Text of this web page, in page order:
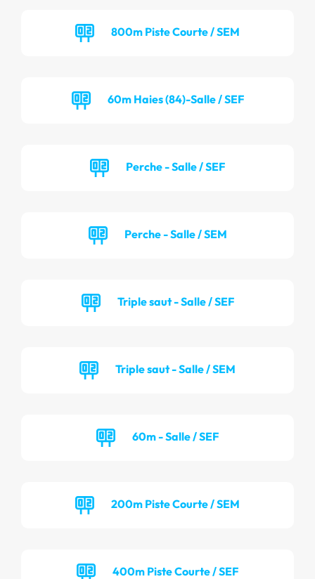
800m Piste Courte / SEM
60m Haies (84)-Salle / SEF
Perche - Salle / SEF
Perche - Salle / SEM
Triple saut - Salle / SEF
Triple saut - Salle / SEM
60m - Salle / SEF
200m Piste Courte / SEM
400m Piste Courte / SEF